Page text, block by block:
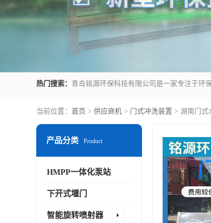
热门搜索：
当前位置： 首页 > 供应商机 > 门式冲洗装置 > 湖南门式
产品分类 Product
HMPP一体化泵站
下开式堰门
智能旋转喷射器